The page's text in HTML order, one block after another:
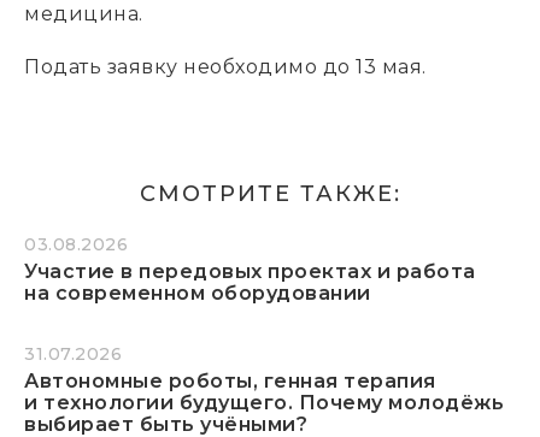
медицина.
Подать заявку необходимо до 13 мая.
СМОТРИТЕ ТАКЖЕ:
03.08.2026
Участие в передовых проектах и работа
на современном оборудовании
31.07.2026
Автономные роботы, генная терапия
и технологии будущего. Почему молодёжь
выбирает быть учёными?